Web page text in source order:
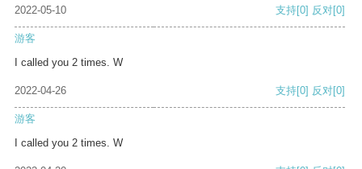
2022-05-10 支持[0] 反对[0]
游客
I called you 2 times. W
2022-04-26 支持[0] 反对[0]
游客
I called you 2 times. W